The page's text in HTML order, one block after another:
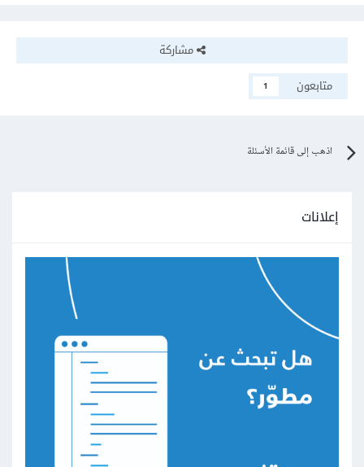
مشاركة
متابعون
1
اذهب إلى قائمة الأسئلة
إعلانات